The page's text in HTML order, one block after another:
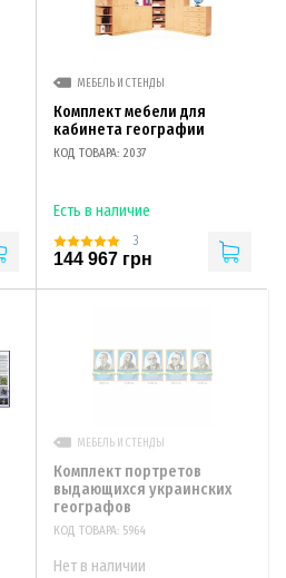
МЕБЕЛЬ И СТЕНДЫ
Комплект мебели для
кабинета географии
КОД ТОВАРА: 2037
Есть в наличие
3
144 967 грн
МЕБЕЛЬ И СТЕНДЫ
Комплект портретов
выдающихся украинских
географов
КОД ТОВАРА: 5964
Нет в наличии